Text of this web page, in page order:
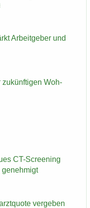
Ar­beit­ge­ber und
zu­künf­ti­gen Woh­
CT-​Screening
ver­ge­ben